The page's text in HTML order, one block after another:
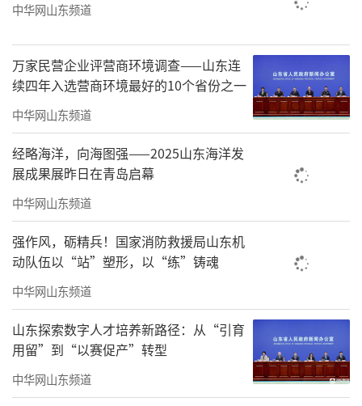
中华网山东频道
万家民营企业评营商环境调查——山东连
续四年入选营商环境最好的10个省份之一
中华网山东频道
经略海洋，向海图强——2025山东海洋发
展成果展昨日在青岛启幕
中华网山东频道
强作风，砺精兵！国家消防救援局山东机
动队伍以“站”塑形，以“练”铸魂
中华网山东频道
山东探索数字人才培养新路径：从“引育
用留”到“以赛促产”转型
中华网山东频道